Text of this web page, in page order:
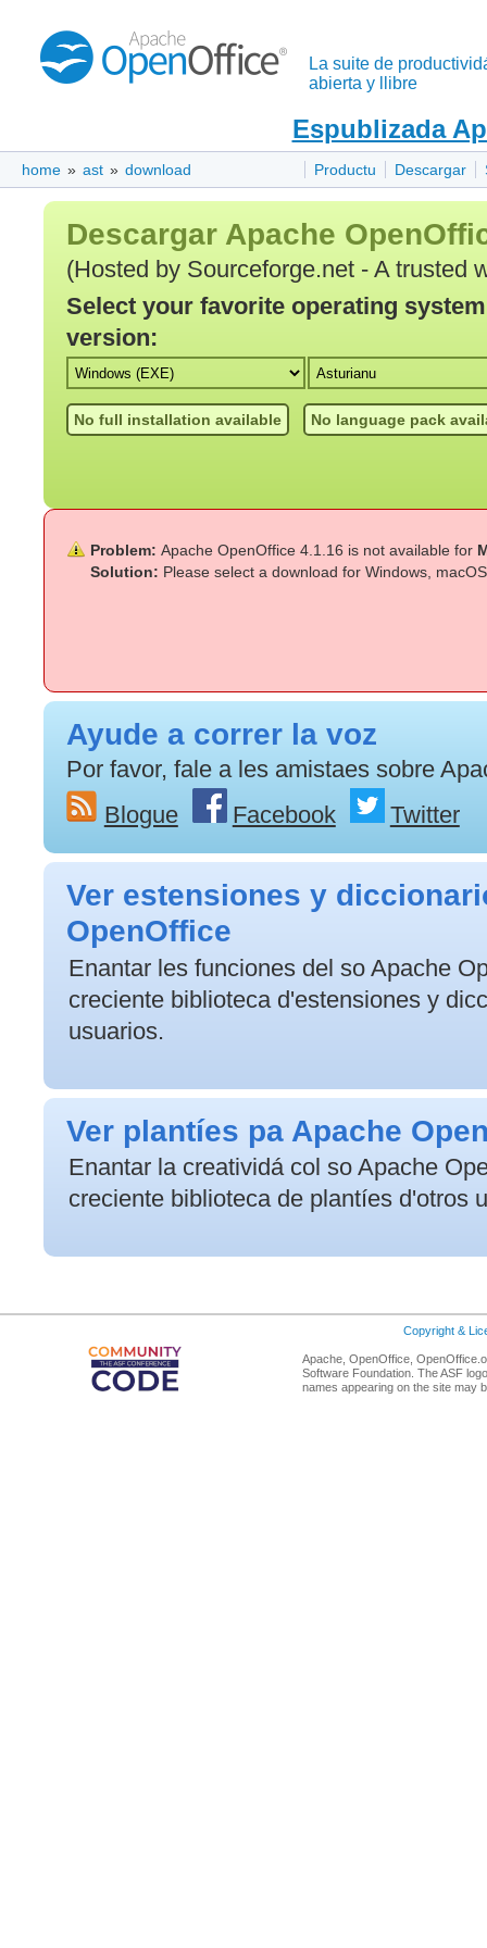
La suite de
abierta y llibre
Espublizada
Productu Descargar
home » ast » download
Descargar Apache
(Hosted by Sourceforge.net - A trusted
Select your favorite operating
version:
No full installation available No language pack
Problem: Apache OpenOffice 4.1.16 is not available for
Solution: Please select a download for Windows,
Ayude a correr la voz
Por favor, fale a les amistaes sobre
Blogue
Facebook Twitter
Ver estensiones y
OpenOffice
Enantar les funciones del so Apache
creciente biblioteca d'estensiones y
usuarios.
Ver plantíes pa Apache
Enantar la creatividá col so Apache
creciente biblioteca de plantíes d'otros
Copyright &
Apache, OpenOffice,
Software Foundation. The ASF
names appearing on the site may